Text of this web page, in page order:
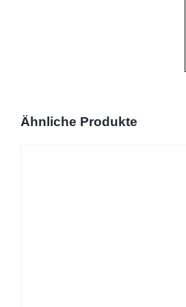
Ähnliche Produkte